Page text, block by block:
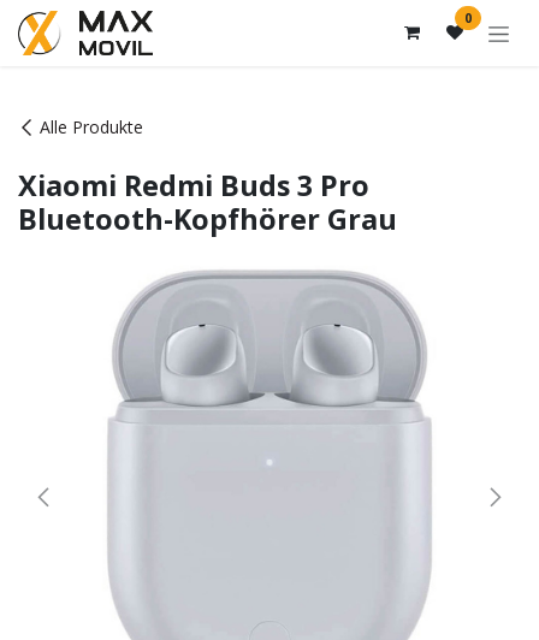
Zum Inhalt springen 0
Alle Produkte
Xiaomi Redmi Buds 3 Pro
Bluetooth-Kopfhörer Grau